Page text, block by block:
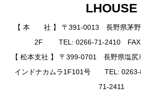
LHOUSE
【 本 社 】 〒391-0013 長野県茅野
2F TEL: 0266-71-2410 FAX:
【 松本支社 】 〒399-0701 長野県塩尻
インドナカムラ1F101号 TEL:
71-2411